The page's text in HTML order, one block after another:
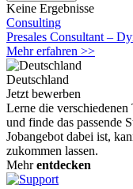
Keine Ergebnisse
Consulting
Presales Consultant –
Mehr erfahren >>
Deutschland
Jetzt bewerben
Lerne die
und finde das passende
Jobangebot dabei ist,
zukommen lassen.
Mehrentdecken